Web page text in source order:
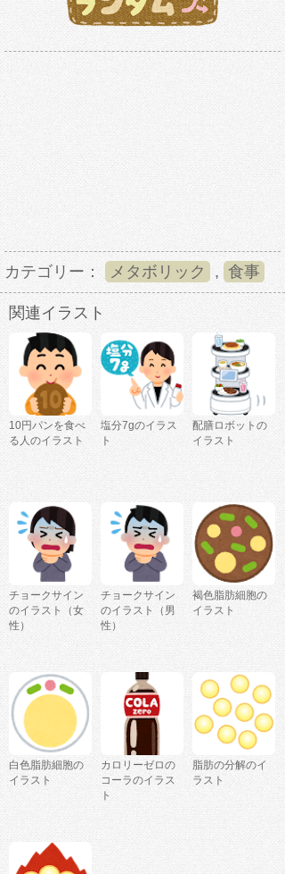
カテゴリー： メタボリック , 食事
関連イラスト
10円パンを食べ
る人のイラスト
塩分7gのイラス
ト
配膳ロボットの
イラスト
チョークサイン
のイラスト（女
性）
チョークサイン
のイラスト（男
性）
褐色脂肪細胞の
イラスト
白色脂肪細胞の
イラスト
カロリーゼロの
コーラのイラス
ト
脂肪の分解のイ
ラスト